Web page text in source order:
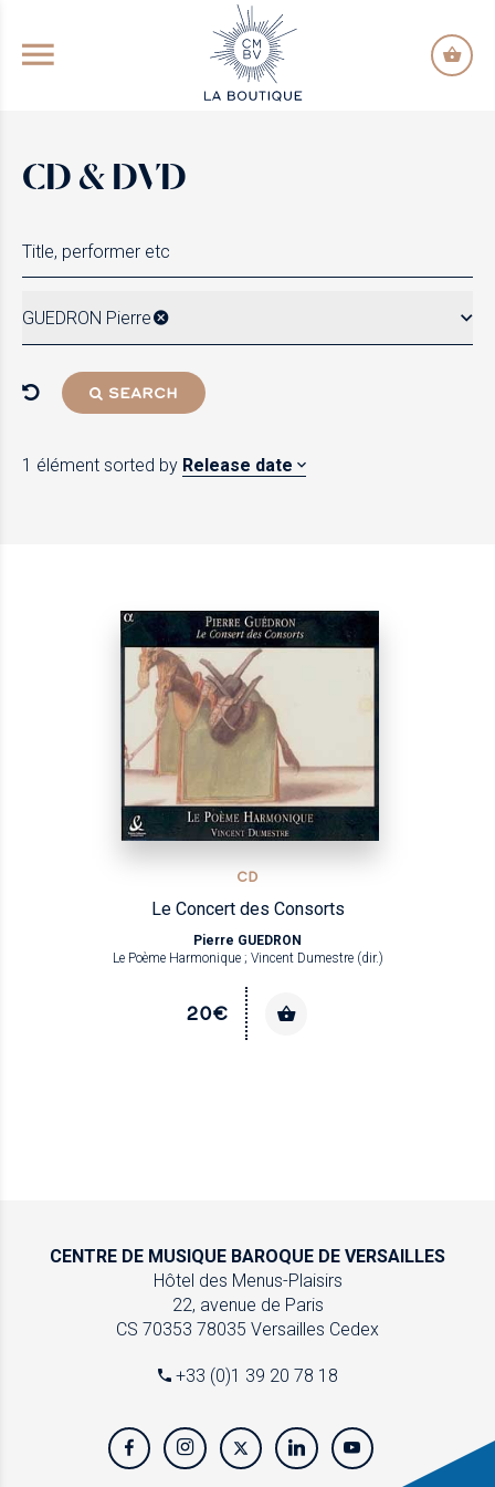
GO TO PRINCIPAL CONTENT
CD & DVD
GUEDRON Pierre
SEARCH
1 élément sorted by Release date
CD
Le Concert des Consorts
Pierre GUEDRON
Le Poème Harmonique ; Vincent Dumestre (dir.)
20€
CENTRE DE MUSIQUE BAROQUE DE VERSAILLES
Hôtel des Menus-Plaisirs
22, avenue de Paris
CS 70353 78035 Versailles Cedex
+33 (0)1 39 20 78 18